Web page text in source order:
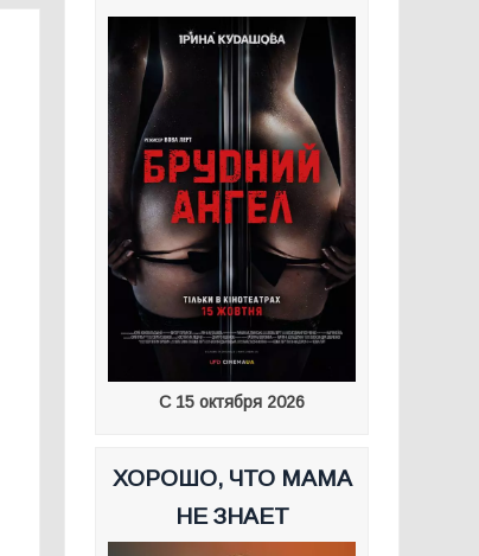
С 15 октября 2026
ХОРОШО, ЧТО МАМА
НЕ ЗНАЕТ